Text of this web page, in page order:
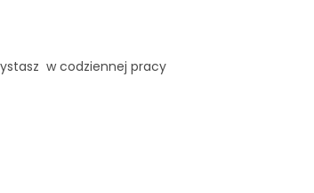
w codziennej pracy